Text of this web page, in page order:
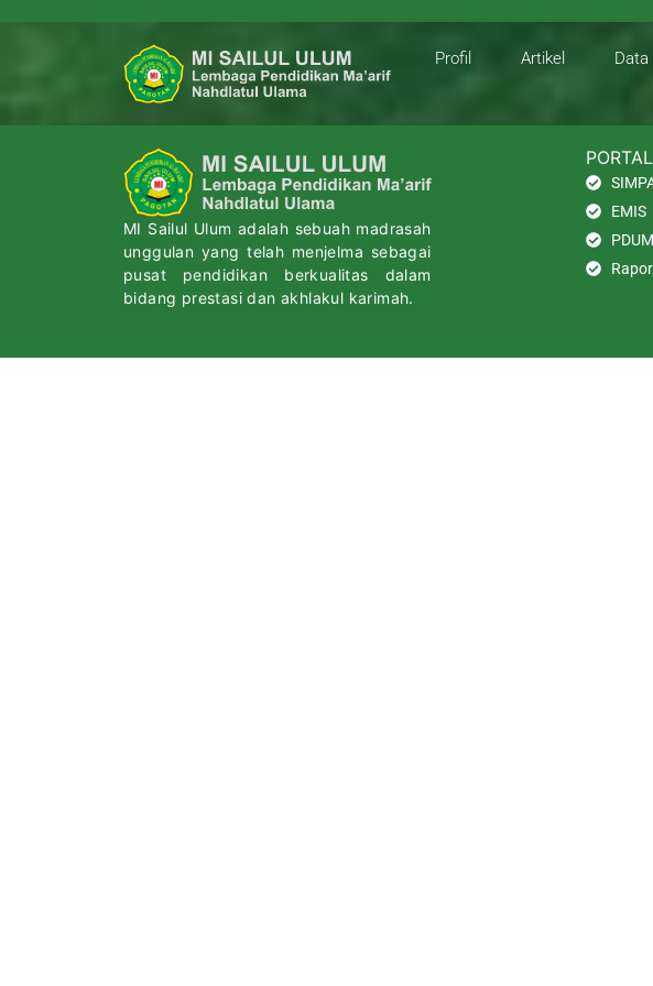
Profil Artikel
MI Sailul Ulum adalah sebuah madrasah
unggulan yang telah menjelma sebagai
pusat pendidikan berkualitas dalam
bidang prestasi dan akhlakul karimah.
EMIS
PDUM